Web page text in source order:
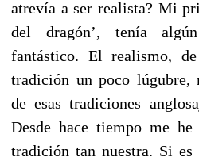
atrevía a ser realista? Mi
del dragón’, tenía
fantástico. El realismo,
tradición un poco lúgubre,
de esas tradiciones
Desde hace tiempo me
tradición tan nuestra. Si